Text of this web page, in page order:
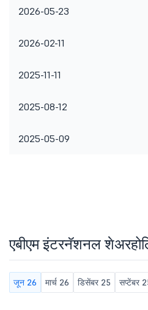
2026-05-23
2026-02-11
2025-11-11
2025-08-12
2025-05-09
एबीएम इंटरनॅशनल
जून 26 मार्च 26 डिसेंबर 25 सप्टेंबर